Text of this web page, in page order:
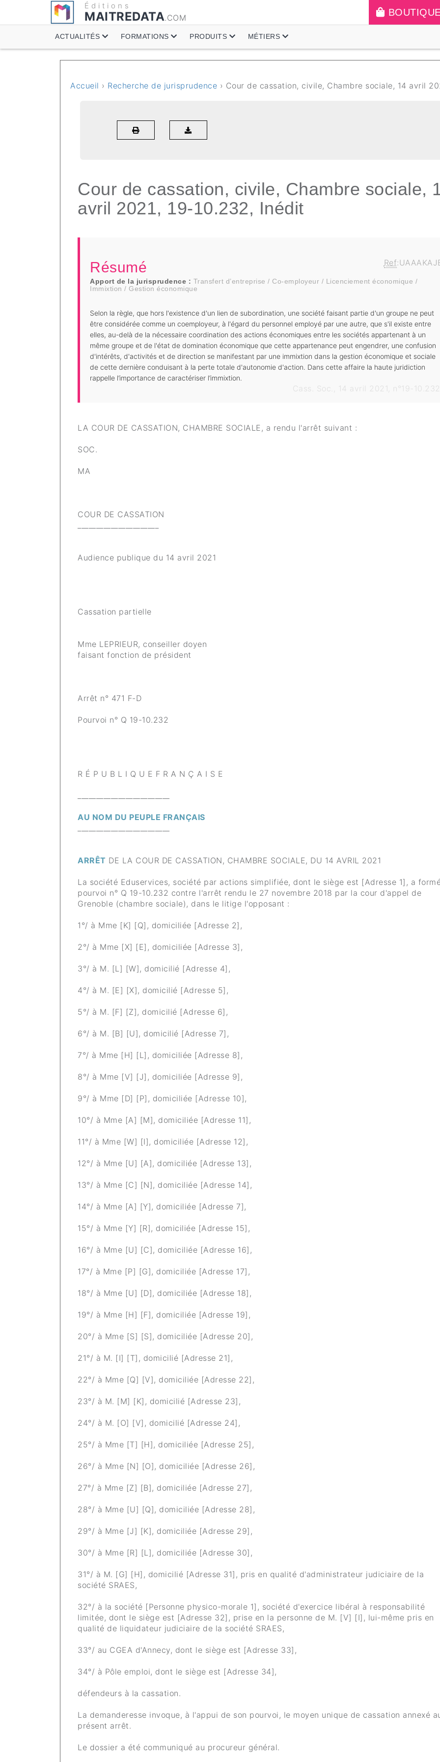
Éditions
MAITREDATA.COM
ACTUALITÉS FORMATIONS PRODUITS MÉTIERS
Accueil › Recherche de jurisprudence › Cour de cassation, civile, Chambre sociale, 14 avril
Cour de cassation, civile, Chambre sociale,
avril 2021, 19-10.232, Inédit
Ref
Résumé
Apport de la jurisprudence : Transfert d’entreprise / Co-employeur / Licenciement économique /
Immixtion / Gestion économique
Selon la règle, que hors l'existence d'un lien de subordination, une société faisant partie d'un groupe ne peut
être considérée comme un coemployeur, à l'égard du personnel employé par une autre, que s'il existe entre
elles, au-delà de la nécessaire coordination des actions économiques entre les sociétés appartenant à un
même groupe et de l'état de domination économique que cette appartenance peut engendrer, une confusion
d'intérêts, d'activités et de direction se manifestant par une immixtion dans la gestion économique et sociale
de cette dernière conduisant à la perte totale d'autonomie d'action. Dans cette affaire la haute juridiction
rappelle l’importance de caractériser l’immixtion.
Cass. Soc., 14 avril 2021, n°19-10.232
LA COUR DE CASSATION, CHAMBRE SOCIALE, a rendu l'arrêt suivant :
SOC.
MA
COUR DE CASSATION
Audience publique du 14 avril 2021
Cassation partielle
Mme LEPRIEUR, conseiller doyen
faisant fonction de président
Arrêt n° 471 F-D
Pourvoi n° Q 19-10.232
R É P U B L I Q U E F R A N Ç A I S E
AU NOM DU PEUPLE FRANÇAIS
ARRÊT DE LA COUR DE CASSATION, CHAMBRE SOCIALE, DU 14 AVRIL 2021
La société Eduservices, société par actions simplifiée, dont le siège est [Adresse 1], a
pourvoi n° Q 19-10.232 contre l'arrêt rendu le 27 novembre 2018 par la cour d'appel de
Grenoble (chambre sociale), dans le litige l'opposant :
1°/ à Mme [K] [Q], domiciliée [Adresse 2],
2°/ à Mme [X] [E], domiciliée [Adresse 3],
3°/ à M. [L] [W], domicilié [Adresse 4],
4°/ à M. [E] [X], domicilié [Adresse 5],
5°/ à M. [F] [Z], domicilié [Adresse 6],
6°/ à M. [B] [U], domicilié [Adresse 7],
7°/ à Mme [H] [L], domiciliée [Adresse 8],
8°/ à Mme [V] [J], domiciliée [Adresse 9],
9°/ à Mme [D] [P], domiciliée [Adresse 10],
10°/ à Mme [A] [M], domiciliée [Adresse 11],
11°/ à Mme [W] [I], domiciliée [Adresse 12],
12°/ à Mme [U] [A], domiciliée [Adresse 13],
13°/ à Mme [C] [N], domiciliée [Adresse 14],
14°/ à Mme [A] [Y], domiciliée [Adresse 7],
15°/ à Mme [Y] [R], domiciliée [Adresse 15],
16°/ à Mme [U] [C], domiciliée [Adresse 16],
17°/ à Mme [P] [G], domiciliée [Adresse 17],
18°/ à Mme [U] [D], domiciliée [Adresse 18],
19°/ à Mme [H] [F], domiciliée [Adresse 19],
20°/ à Mme [S] [S], domiciliée [Adresse 20],
21°/ à M. [I] [T], domicilié [Adresse 21],
22°/ à Mme [Q] [V], domiciliée [Adresse 22],
23°/ à M. [M] [K], domicilié [Adresse 23],
24°/ à M. [O] [V], domicilié [Adresse 24],
25°/ à Mme [T] [H], domiciliée [Adresse 25],
26°/ à Mme [N] [O], domiciliée [Adresse 26],
27°/ à Mme [Z] [B], domiciliée [Adresse 27],
28°/ à Mme [U] [Q], domiciliée [Adresse 28],
29°/ à Mme [J] [K], domiciliée [Adresse 29],
30°/ à Mme [R] [L], domiciliée [Adresse 30],
31°/ à M. [G] [H], domicilié [Adresse 31], pris en qualité d'administrateur judiciaire de la
société SRAES,
32°/ à la société [Personne physico-morale 1], société d'exercice libéral à responsabilité
limitée, dont le siège est [Adresse 32], prise en la personne de M. [V] [I], lui-même pris en
qualité de liquidateur judiciaire de la société SRAES,
33°/ au CGEA d'Annecy, dont le siège est [Adresse 33],
34°/ à Pôle emploi, dont le siège est [Adresse 34],
défendeurs à la cassation.
La demanderesse invoque, à l'appui de son pourvoi, le moyen unique de cassation annexé
présent arrêt.
Le dossier a été communiqué au procureur général.